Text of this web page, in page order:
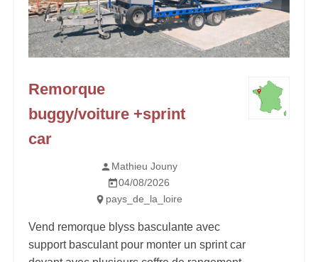
Remorque
buggy/voiture +sprint
car
Mathieu Jouny
04/08/2026
pays_de_la_loire
Vend remorque blyss basculante avec
support basculant pour monter un sprint car